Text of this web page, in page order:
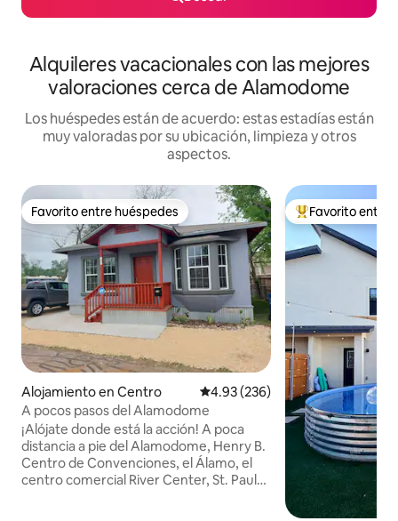
Alquileres vacacionales con las mejores
valoraciones cerca de Alamodome
Los huéspedes están de acuerdo: estas estadías están
muy valoradas por su ubicación, limpieza y otros
aspectos.
Favorito entre huéspedes
Favorito entre huéspedes
Alojamiento en Centro Calificación promedio: 4.93 de
4.93 (236)
A pocos pasos del Alamodome
¡Alójate donde está la acción! A poca
distancia a pie del Alamodome, Henry B.
Centro de Convenciones, el Álamo, el
centro comercial River Center, St. Paul
Favorito entre
Favorito entre